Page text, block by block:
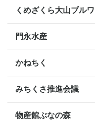
くめざくら大山ブル
門永水産
かねちく
みちくさ推進会議
物産館ぶなの森